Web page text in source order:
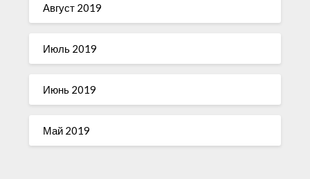
Август 2019
Июль 2019
Июнь 2019
Май 2019